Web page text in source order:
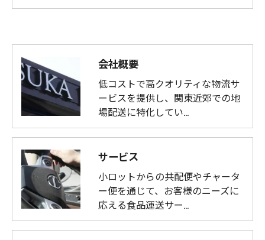
会社概要
低コストで高クオリティな物流サ
ービスを提供し、関東近郊での地
場配送に特化してい…
サービス
小ロットからの共配便やチャータ
ー便を通じて、お客様のニーズに
応える食品運送サー…